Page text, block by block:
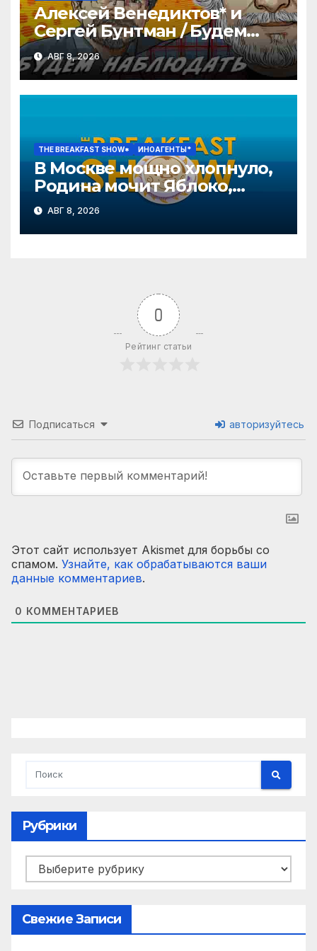
Алексей Венедиктов* и
Сергей Бунтман / Будем
Наблюдать // 08.08.26
АВГ 8, 2026
THE BREAKFAST SHOW* ИНОАГЕНТЫ*
В Москве мощно хлопнуло,
Родина мочит Яблоко,
Путин нападет осенью?
Эггерт, Волков
АВГ 8, 2026
0
Рейтинг статьи
Подписаться авторизуйтесь
Этот сайт использует Akismet для борьбы со
спамом. Узнайте, как обрабатываются ваши
данные комментариев.
0 КОММЕНТАРИЕВ
Рубрики
Рубрики
Свежие Записи